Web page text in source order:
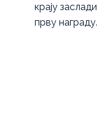
крају
прву награду.